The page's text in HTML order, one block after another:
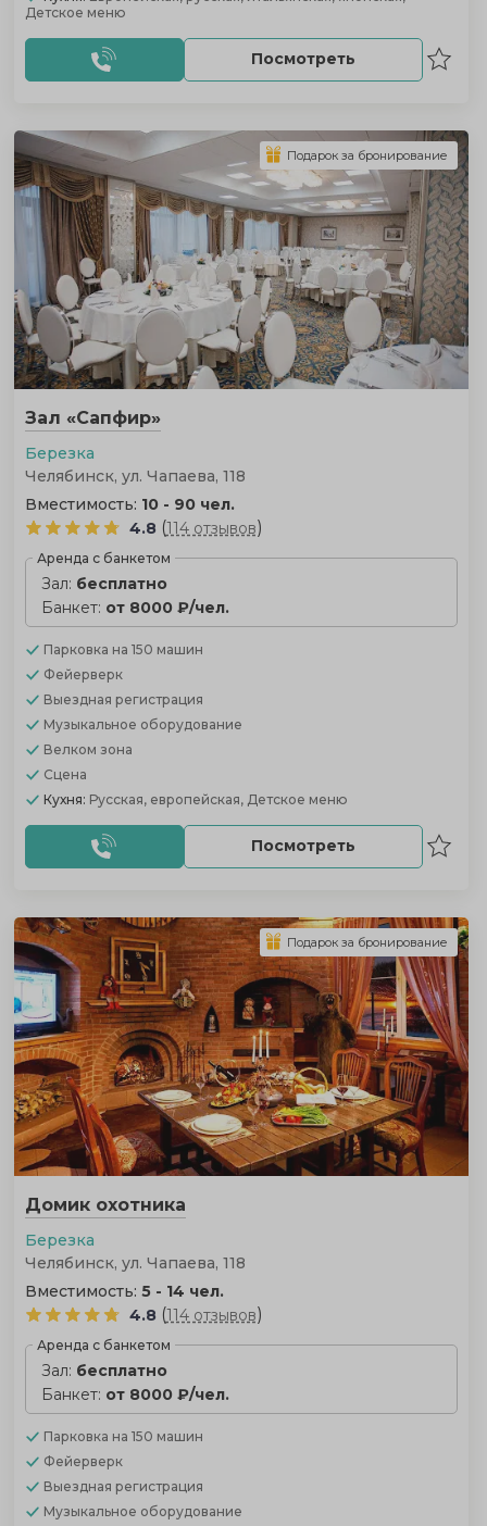
Детское меню
Посмотреть
Зал «Сапфир»
Березка
Челябинск, ул. Чапаева, 118
Вместимость: 10 - 90 чел.
4.8 (114 отзывов)
Аренда с банкетом
Зал: бесплатно
Банкет: от 8000 ₽/чел.
Парковка на 150 машин
Фейерверк
Выездная регистрация
Музыкальное оборудование
Велком зона
Сцена
Кухня: Русская, европейская, Детское меню
Посмотреть
Подарок за бронирование
Домик охотника
Березка
Челябинск, ул. Чапаева, 118
Вместимость: 5 - 14 чел.
4.8 (114 отзывов)
Аренда с банкетом
Зал: бесплатно
Банкет: от 8000 ₽/чел.
Парковка на 150 машин
Фейерверк
Выездная регистрация
Музыкальное оборудование
Подарок за бронирование